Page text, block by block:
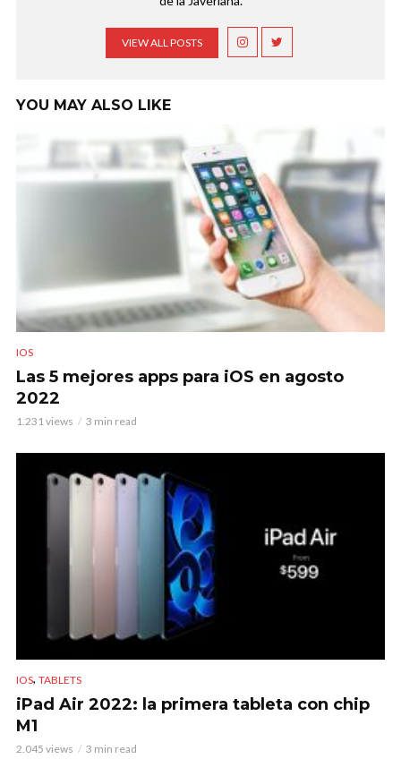
VIEW ALL POSTS
YOU MAY ALSO LIKE
IOS
Las 5 mejores apps para iOS en agosto
2022
1.231 views 3 min read
IOS, TABLETS
iPad Air 2022: la primera tableta con chip
M1
2.045 views 3 min read